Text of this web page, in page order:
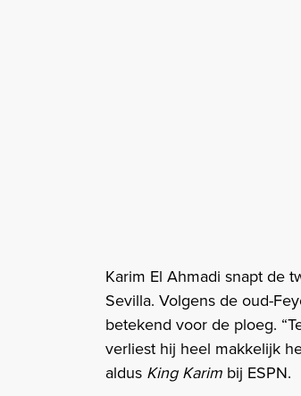
Karim El Ahmadi snapt de
Sevilla. Volgens de oud-
betekend voor de ploeg.
verliest hij heel makkelijk
aldus King Karim bij ESPN.